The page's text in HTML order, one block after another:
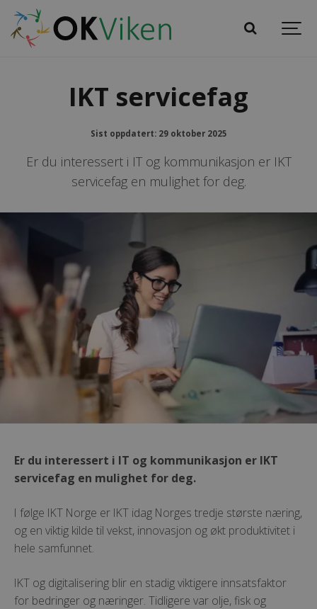
IKT servicefag
Sist oppdatert: 29 oktober 2025
Er du interessert i IT og kommunikasjon er IKT
servicefag en mulighet for deg.
Er du interessert i IT og kommunikasjon er IKT
servicefag en mulighet for deg.
I følge IKT Norge er IKT idag Norges tredje største næring,
og en viktig kilde til vekst, innovasjon og økt produktivitet i
hele samfunnet.
IKT og digitalisering blir en stadig viktigere innsatsfaktor
for bedringer og næringer. Tidligere var olje, fisk og